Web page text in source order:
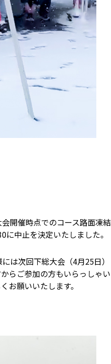
開催時点でのコース路面凍結
中止を決定いたしました。
は次回下総大会（4月25日）
らご参加の方もいらっしゃい
お願いいたします。